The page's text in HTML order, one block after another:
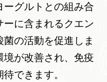
グルトとの組み合
ーに含まれるクエン
の活動を促進しま
が改善され、免疫
できます。